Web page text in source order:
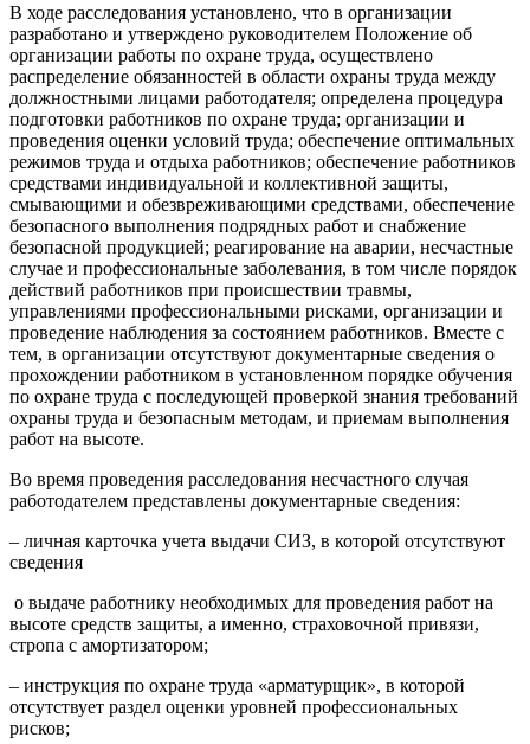
В ходе расследования установлено, что в организации
разработано и утверждено руководителем Положение об
организации работы по охране труда, осуществлено
распределение обязанностей в области охраны труда между
должностными лицами работодателя; определена процедура
подготовки работников по охране труда; организации и
проведения оценки условий труда; обеспечение оптимальных
режимов труда и отдыха работников; обеспечение работников
средствами индивидуальной и коллективной защиты,
смывающими и обезвреживающими средствами, обеспечение
безопасного выполнения подрядных работ и снабжение
безопасной продукцией; реагирование на аварии, несчастные
случае и профессиональные заболевания, в том числе порядок
действий работников при происшествии травмы,
управлениями профессиональными рисками, организации и
проведение наблюдения за состоянием работников. Вместе с
тем, в организации отсутствуют документарные сведения о
прохождении работником в установленном порядке обучения
по охране труда с последующей проверкой знания требований
охраны труда и безопасным методам, и приемам выполнения
работ на высоте.
Во время проведения расследования несчастного случая
работодателем представлены документарные сведения:
– личная карточка учета выдачи СИЗ, в которой отсутствуют
сведения
о выдаче работнику необходимых для проведения работ на
высоте средств защиты, а именно, страховочной привязи,
стропа с амортизатором;
– инструкция по охране труда «арматурщик», в которой
отсутствует раздел оценки уровней профессиональных
рисков;